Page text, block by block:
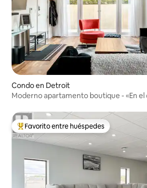
Condo en Detroit
Moderno apartamento boutique - «En el
Favorito entre huéspedes preferido
Favorito entre huéspedes